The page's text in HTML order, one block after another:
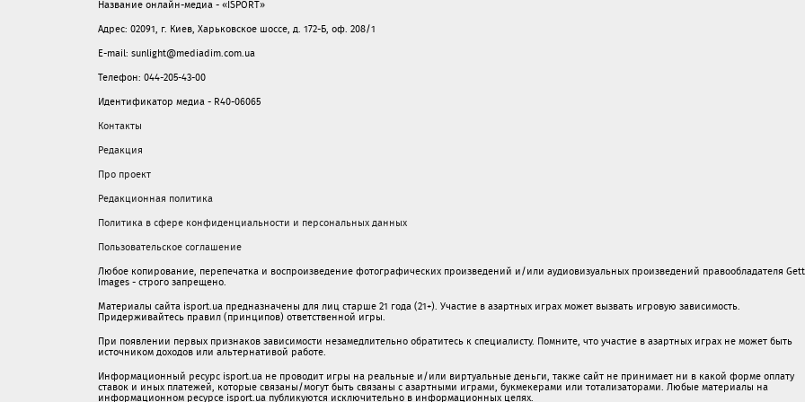
Название онлайн-медиа - «ISPORT»
Адрес: 02091, г. Киев, Харьковское шоссе, д. 172-Б, оф. 208/1
E-mail: sunlight@mediadim.com.ua
Телефон: 044-205-43-00
Идентификатор медиа - R40-06065
Контакты
Редакция
Про проект
Редакционная политика
Политика в сфере конфиденциальности и персональных данных
Пользовательское соглашение
Любое копирование, перепечатка и воспроизведение фотографических произведений и/или аудиовизуальных произведений правообладателя
Images - строго запрещено.
Материалы сайта isport.ua предназначены для лиц старше 21 года (21+). Участие в азартных играх может вызвать игровую зависимость.
Придерживайтесь правил (принципов) ответственной игры.
При появлении первых признаков зависимости незамедлительно обратитесь к специалисту. Помните, что участие в азартных играх не может быть
источником доходов или альтернативой работе.
Информационный ресурс isport.ua не проводит игры на реальные и/или виртуальные деньги, также сайт не принимает ни в какой форме oплaту
ставок и иных платежей, которые связаны/могут быть связаны c азартными игрaми, букмекерами или тотализаторами. Любые материалы на
информационном ресурсе isport.ua публикуютcя исключительно в информационных целях.